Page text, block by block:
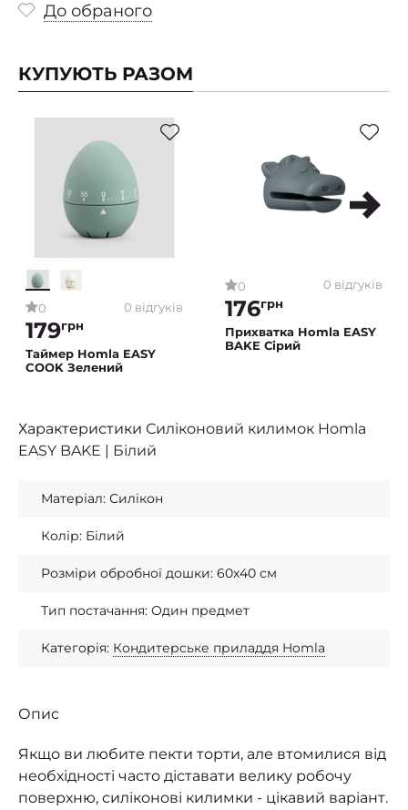
До обраного
КУПУЮТЬ РАЗОМ
0 0 відгуків
179грн
Таймер Homla EASY
COOK Зелений
0 0 відгуків
176грн
Прихватка Homla EASY
BAKE Сірий
Характеристики Силіконовий килимок Homla
EASY BAKE | Білий
Матеріал: Силікон
Колір: Білий
Розміри обробної дошки: 60х40 см
Тип постачання: Один предмет
Категорія: Кондитерське приладдя Homla
Опис
Якщо ви любите пекти торти, але втомилися від
необхідності часто діставати велику робочу
поверхню, силіконові килимки - цікавий варіант.